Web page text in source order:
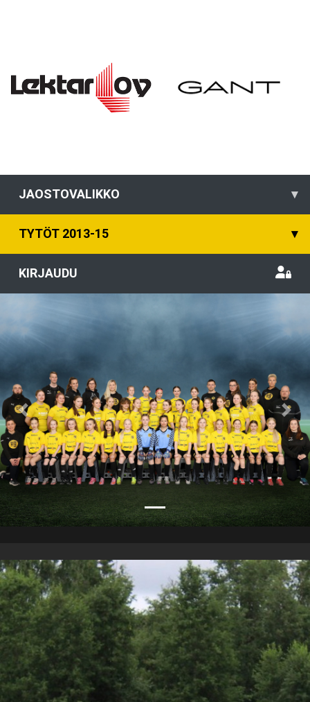
JAOSTOVALIKKO ▾
TYTÖT 2013-15 ▾
KIRJAUDU
Previous